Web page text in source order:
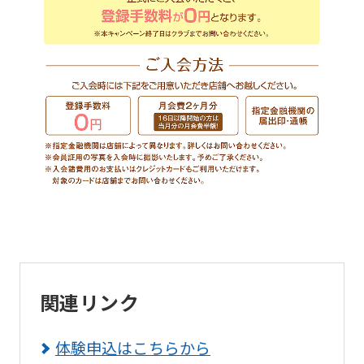
関連リンク
体験申込はこちらから
to
return
to
the
top
page.
However,